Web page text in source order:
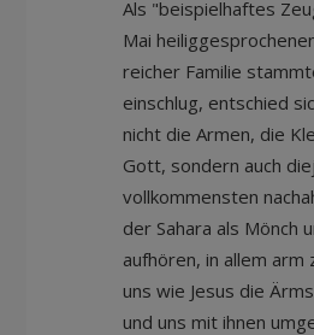
Als "beispielhaftes
Mai
reicher Familie
einschlug, entschied
nicht die Armen, die
Gott, sondern auch
vollkommensten
der Sahara als Mönch
aufhören, in allem
uns wie Jesus die
und uns mit ihnen